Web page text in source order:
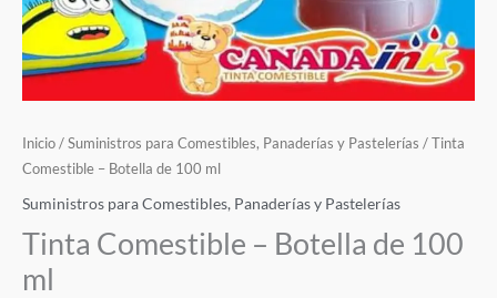
Inicio / Suministros para Comestibles, Panaderías y Pastelerías / Tinta
Comestible – Botella de 100 ml
Suministros para Comestibles, Panaderías y Pastelerías
Tinta Comestible – Botella de 100
ml